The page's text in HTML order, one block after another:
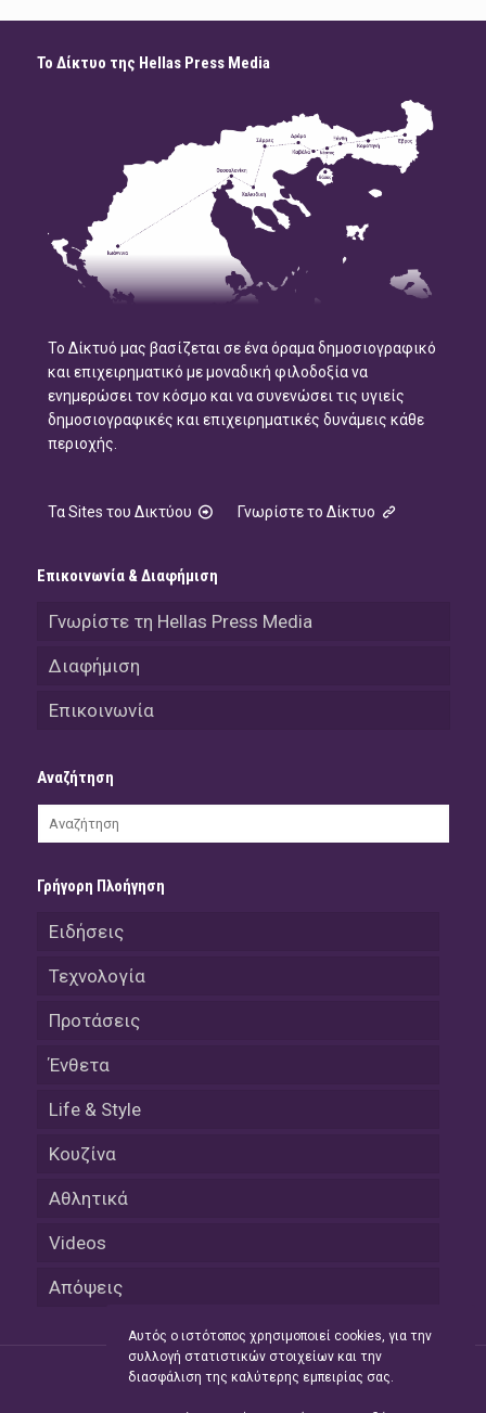
Το Δίκτυο της Hellas Press Media
Το Δίκτυό μας βασίζεται σε ένα όραμα δημοσιογραφικό
και επιχειρηματικό με μοναδική φιλοδοξία να
ενημερώσει τον κόσμο και να συνενώσει τις υγιείς
δημοσιογραφικές και επιχειρηματικές δυνάμεις κάθε
περιοχής.
Τα Sites του Δικτύου Γνωρίστε το Δίκτυο
Επικοινωνία & Διαφήμιση
Γνωρίστε τη Hellas Press Media
Διαφήμιση
Επικοινωνία
Αναζήτηση
Γρήγορη Πλοήγηση
Ειδήσεις
Τεχνολογία
Προτάσεις
Ένθετα
Life & Style
Κουζίνα
Αθλητικά
Videos
Απόψεις
Αυτός ο ιστότοπος χρησιμοποιεί cookies, για την
συλλογή στατιστικών στοιχείων και την
διασφάλιση της καλύτερης εμπειρίας σας.